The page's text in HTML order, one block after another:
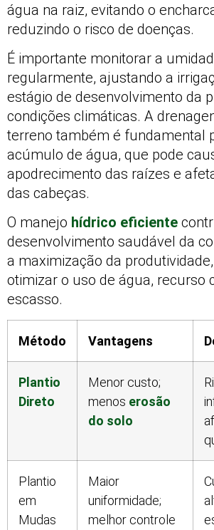
água na raiz, evitando o
reduzindo o risco de doenças.
É importante monitorar a
regularmente, ajustando a
estágio de desenvolvimento da
condições climáticas. A
terreno também é fundamental
acúmulo de água, que pode
apodrecimento das raízes e
das cabeças.
O manejo hídrico eficiente
desenvolvimento saudável da
a maximização da
otimizar o uso de água, recurso
escasso.
Método Vantagens
Plantio
Direto
Menor custo;
menos erosão
do solo
Plantio
em
Mudas
Maior
uniformidade;
melhor controle